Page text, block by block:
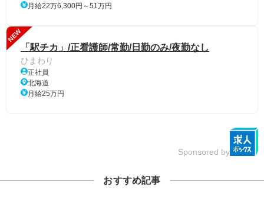
月給22万6,300円～51万円
NEW
「駅チカ」/正看護師/常勤/日勤のみ/夜勤なし
ひまわり
正社員
北海道
月給25万円
Sponsored by
おすすめ記事